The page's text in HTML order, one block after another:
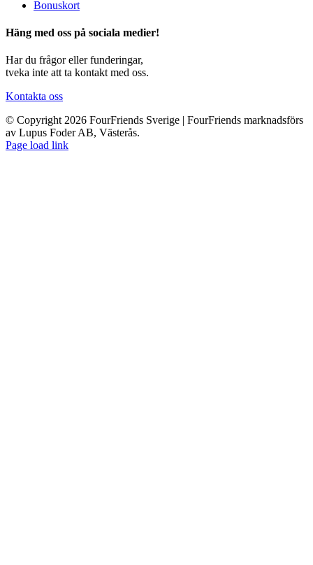
Bonuskort
Häng med oss på sociala medier!
Har du frågor eller funderingar,
tveka inte att ta kontakt med oss.
Kontakta oss
© Copyright 2026 FourFriends Sverige | FourFriends marknadsförs
av Lupus Foder AB, Västerås.
Page load link